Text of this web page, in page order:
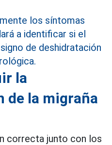
la
de la migraña
correcta junto con los